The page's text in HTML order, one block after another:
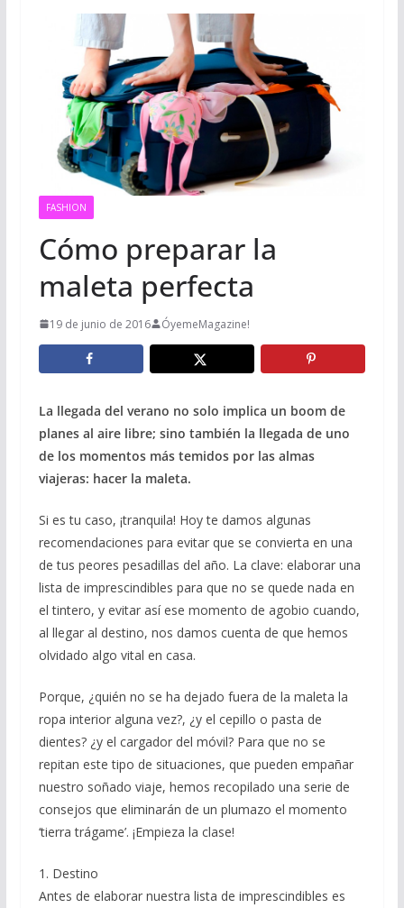
FASHION
Cómo preparar la
maleta perfecta
19 de junio de 2016 ÓyemeMagazine!
La llegada del verano no solo implica un boom de
planes al aire libre; sino también la llegada de uno
de los momentos más temidos por las almas
viajeras: hacer la maleta.
Si es tu caso, ¡tranquila! Hoy te damos algunas
recomendaciones para evitar que se convierta en una
de tus peores pesadillas del año. La clave: elaborar una
lista de imprescindibles para que no se quede nada en
el tintero, y evitar así ese momento de agobio cuando,
al llegar al destino, nos damos cuenta de que hemos
olvidado algo vital en casa.
Porque, ¿quién no se ha dejado fuera de la maleta la
ropa interior alguna vez?, ¿y el cepillo o pasta de
dientes? ¿y el cargador del móvil? Para que no se
repitan este tipo de situaciones, que pueden empañar
nuestro soñado viaje, hemos recopilado una serie de
consejos que eliminarán de un plumazo el momento
‘tierra trágame’. ¡Empieza la clase!
1. Destino
Antes de elaborar nuestra lista de imprescindibles es